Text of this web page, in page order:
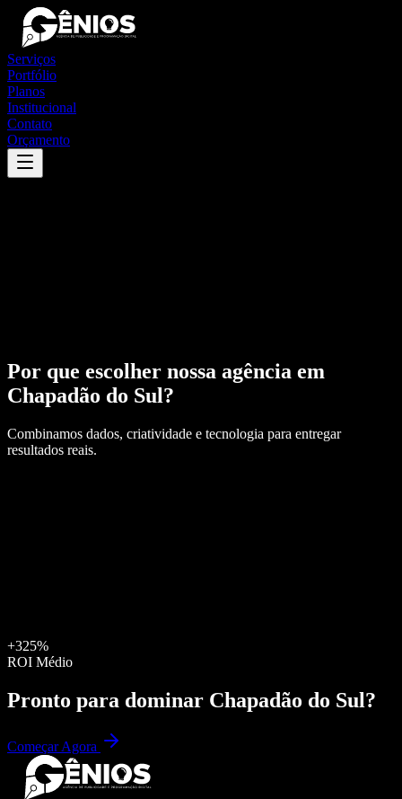
Serviços
Portfólio
Planos
Institucional
Contato
Orçamento
Por que escolher nossa agência em
Chapadão do Sul?
Combinamos dados, criatividade e tecnologia para entregar
resultados reais.
+325%
ROI Médio
Pronto para dominar Chapadão do Sul?
Começar Agora